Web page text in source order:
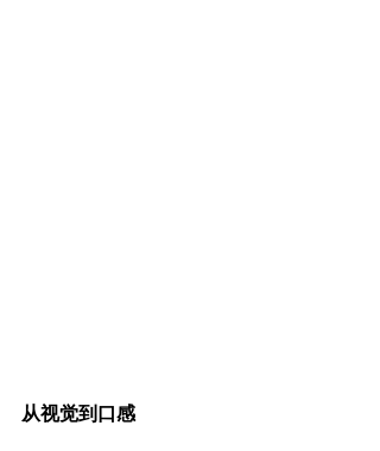
从视觉到口感